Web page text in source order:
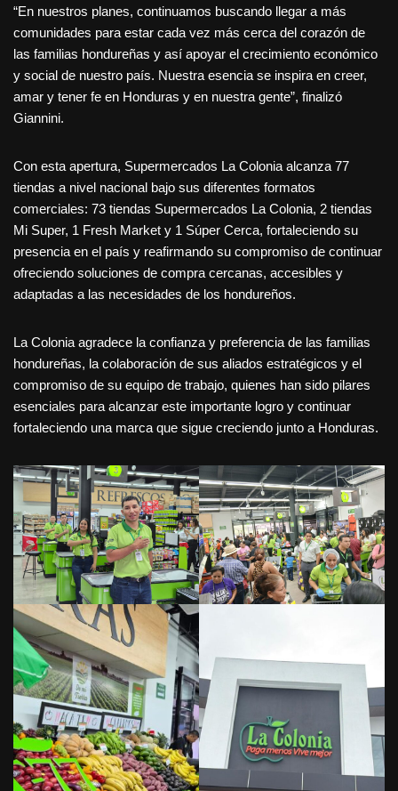
“En nuestros planes, continuamos buscando llegar a más
comunidades para estar cada vez más cerca del corazón de
las familias hondureñas y así apoyar el crecimiento económico
y social de nuestro país. Nuestra esencia se inspira en creer,
amar y tener fe en Honduras y en nuestra gente”, finalizó
Giannini.
Con esta apertura, Supermercados La Colonia alcanza 77
tiendas a nivel nacional bajo sus diferentes formatos
comerciales: 73 tiendas Supermercados La Colonia, 2 tiendas
Mi Super, 1 Fresh Market y 1 Súper Cerca, fortaleciendo su
presencia en el país y reafirmando su compromiso de continuar
ofreciendo soluciones de compra cercanas, accesibles y
adaptadas a las necesidades de los hondureños.
La Colonia agradece la confianza y preferencia de las familias
hondureñas, la colaboración de sus aliados estratégicos y el
compromiso de su equipo de trabajo, quienes han sido pilares
esenciales para alcanzar este importante logro y continuar
fortaleciendo una marca que sigue creciendo junto a Honduras.